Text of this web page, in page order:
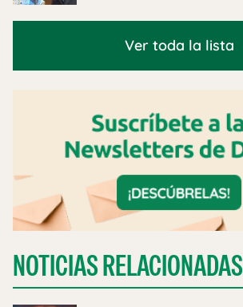
Ver toda la lista
NOTICIAS RELACIONADAS